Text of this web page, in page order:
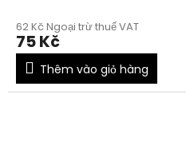
62 Kč Ngoại trừ thuế VAT
75 Kč
Thêm vào giỏ hàng